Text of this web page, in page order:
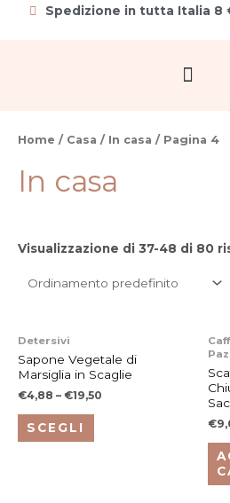
Spedizione in tutta Italia 8
Home / Casa / In casa / Pagina 4
In casa
Visualizzazione di 37-48 di 80
Detersivi
Sapone Vegetale di
Marsiglia in Scaglie
€4,88 – €19,50
SCEGLI
prodotto
ha
più
Le
€